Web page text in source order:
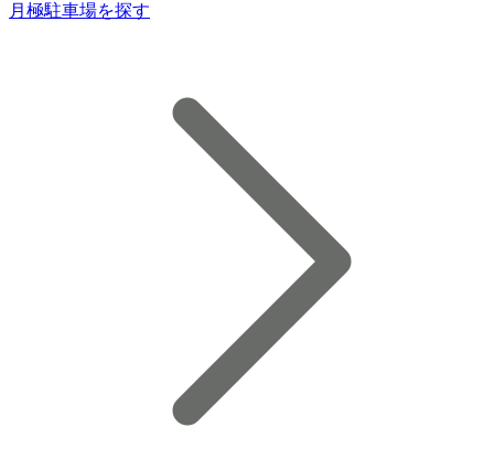
月極駐車場を探す